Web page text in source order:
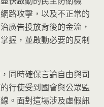
路攻擊，以及不正常的
廣告投放背後的金流，
握，並啟動必要的反制
同時確保言論自由與司
行使受到國會與公眾監
。面對這場涉及虛假訊